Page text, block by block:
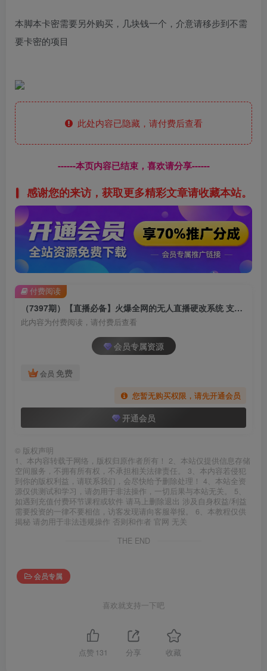
本脚本卡密需要另外购买，几块钱一个，介意请移步到不需
要卡密的项目
此处内容已隐藏，请付费后查看
------本页内容已结束，喜欢请分享------
感谢您的来访，获取更多精彩文章请收藏本站。
（7397期）【直播必备】火爆全网的无人直播硬改系统 支持任何平台 防非实时防违规必备
此内容为付费阅读，请付费后查看
会员专属资源
会员 免费
您暂无购买权限，请先开通会员
开通会员
付费阅读
© 版权声明
1、本内容转载于网络，版权归原作者所有！ 2、本站仅提供信息存储
空间服务，不拥有所有权，不承担相关法律责任。 3、本内容若侵犯
到你的版权利益，请联系我们，会尽快给予删除处理！ 4、本站全资
源仅供测试和学习，请勿用于非法操作，一切后果与本站无关。 5、
如遇到充值付费环节课程或软件 请马上删除退出 涉及自身权益/利益
需要投资的一律不要相信，访客发现请向客服举报。 6、本教程仅供
揭秘 请勿用于非法违规操作 否则和作者 官网 无关
THE END
会员专属
喜欢就支持一下吧
点赞 131 分享 收藏